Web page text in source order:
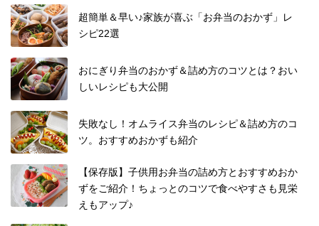
超簡単＆早い♪家族が喜ぶ「お弁当のおかず」レ
シピ22選
おにぎり弁当のおかず＆詰め方のコツとは？おい
しいレシピも大公開
失敗なし！オムライス弁当のレシピ＆詰め方のコ
ツ。おすすめおかずも紹介
【保存版】子供用お弁当の詰め方とおすすめおか
ずをご紹介！ちょっとのコツで食べやすさも見栄
えもアップ♪